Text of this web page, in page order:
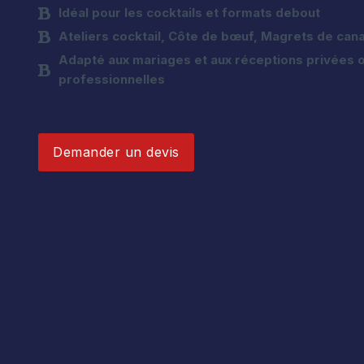
Idéal pour les cocktails et formats debout
Ateliers cocktail, Côte de bœuf, Magrets de
Adapté aux mariages et aux réceptions privées
professionnelles
Demander un devis